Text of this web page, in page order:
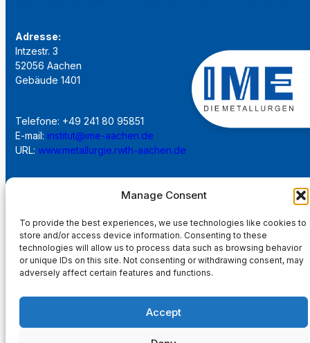
Manage Consent
To provide the best experiences, we use technologies like cookies to
store and/or access device information. Consenting to these
technologies will allow us to process data such as browsing behavior
or unique IDs on this site. Not consenting or withdrawing consent, may
adversely affect certain features and functions.
Accept
Adresse:
Intzestr. 3
52056 Aachen
Gebäude 1401
Telefone: +49 241 80 95851
E-mail: institut@ime-aachen.de
URL: www.metallurgie.rwth-aachen.de
Impressum
Datenschutzerklärung
Startseite